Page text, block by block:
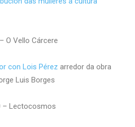
O Vello Cárcere
con Lois Pérez arredor da obra
Luis Borges
– Lectocosmos